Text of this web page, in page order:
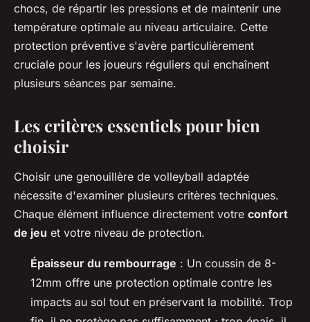
chocs, de répartir les pressions et de maintenir une
température optimale au niveau articulaire. Cette
protection préventive s'avère particulièrement
cruciale pour les joueurs réguliers qui enchaînent
plusieurs séances par semaine.
Les critères essentiels pour bien
choisir
Choisir une genouillère de volleyball adaptée
nécessite d'examiner plusieurs critères techniques.
Chaque élément influence directement votre confort
de jeu et votre niveau de protection.
Épaisseur du rembourrage : Un coussin de 8-
12mm offre une protection optimale contre les
impacts au sol tout en préservant la mobilité. Trop